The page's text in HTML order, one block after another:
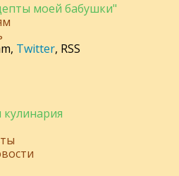
моей бабушки"
, Twitter, RSS